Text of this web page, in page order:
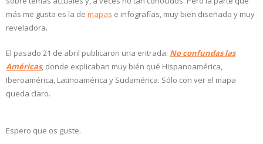
más me gusta es la de mapas e infografías, muy bien diseñada y muy
reveladora.
El pasado 21 de abril publicaron una entrada: No confundas las
Américas, donde explicaban muy bién qué Hispanoamérica,
Iberoamérica, Latinoamérica y Sudamérica. Sólo con ver el mapa
queda claro.
Espero que os guste.